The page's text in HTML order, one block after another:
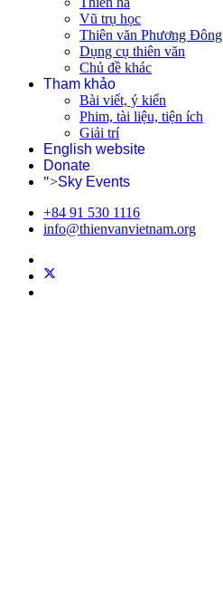
Vũ trụ học
Thiên văn Phương Đông
Dụng cụ thiên văn
Chủ đề khác
Tham khảo
Bài viết, ý kiến
Phim, tài liệu, tiện ích
Giải trí
English website
Donate
">Sky Events
+84 91 530 1116
info@thienvanvietnam.org